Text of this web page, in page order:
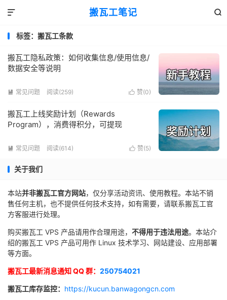
搬瓦工笔记 

标签：搬瓦工条款
搬瓦工隐私政策：如何收集信息/使用信息/
数据安全等说明
 常见问题 阅读(259)  赞(0)
搬瓦工上线奖励计划（Rewards
Program），消费得积分，可提现
 常见问题 阅读(614)  赞(5)
关于我们
本站并非搬瓦工官方网站，仅分享活动资讯、使用教程。本站不销
售任何主机，也不提供任何技术支持，如有需要，请联系搬瓦工官
方客服进行处理。
购买搬瓦工 VPS 产品请用作合理用途， 不得用于违法用途。本站介
绍的搬瓦工 VPS 产品可用作 Linux 技术学习、网站建设、应用部署
等方面。
搬瓦工最新消息通知 QQ 群： 250754021
搬瓦工库存监控： https://kucun.banwagongcn.com